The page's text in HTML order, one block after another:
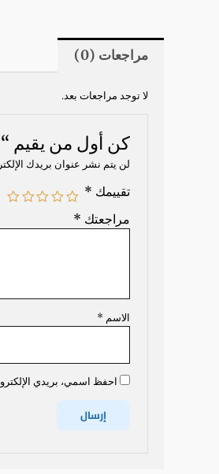
مراجعات (0)
لا توجد مراجعات بعد.
كن أول من
لن يتم نشر عنوان بريدك
تقييمك *
مراجعتك *
الاسم *
احفظ اسمي، بريدي